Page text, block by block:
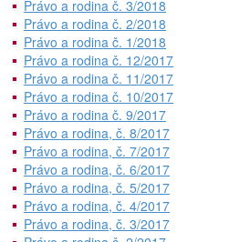
Právo a rodina č. 3/2018
Právo a rodina č. 2/2018
Právo a rodina č. 1/2018
Právo a rodina č. 12/2017
Právo a rodina č. 11/2017
Právo a rodina č. 10/2017
Právo a rodina č. 9/2017
Právo a rodina, č. 8/2017
Právo a rodina, č. 7/2017
Právo a rodina, č. 6/2017
Právo a rodina, č. 5/2017
Právo a rodina, č. 4/2017
Právo a rodina, č. 3/2017